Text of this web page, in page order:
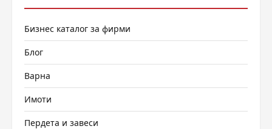
Бизнес каталог за фирми
Блог
Варна
Имоти
Пердета и завеси